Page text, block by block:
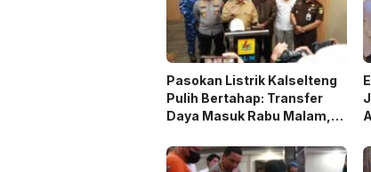
Pasokan Listrik Kalselteng
Pulih Bertahap: Transfer
Daya Masuk Rabu Malam,
Rampung 25 Agustus